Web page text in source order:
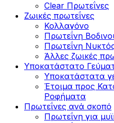
Clear Πρωτεΐνες
Ζωικές πρωτεΐνες
Κολλαγόνο
Πρωτεΐνη
Πρωτεΐνη
Άλλες ζωικές
Υποκατάστατο
Υποκατάστατα
Έτοιμα προς
Ροφήματα
Πρωτεΐνες ανά σκοπό
Πρωτεΐνη για